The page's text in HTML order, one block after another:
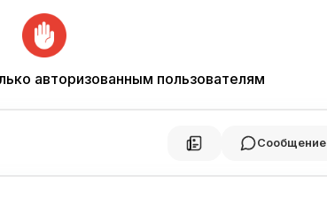
авторизованным пользователям
Сообщение